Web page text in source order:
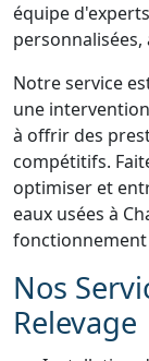
équipe
personnalisées,
Notre service
une
à offrir des
compétitifs.
optimiser et
eaux usées à
Nos
Relevage